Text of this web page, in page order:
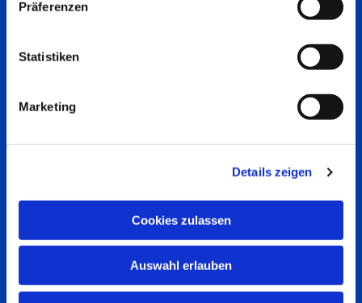
Präferenzen
Statistiken
Marketing
Details zeigen
Cookies zulassen
Auswahl erlauben